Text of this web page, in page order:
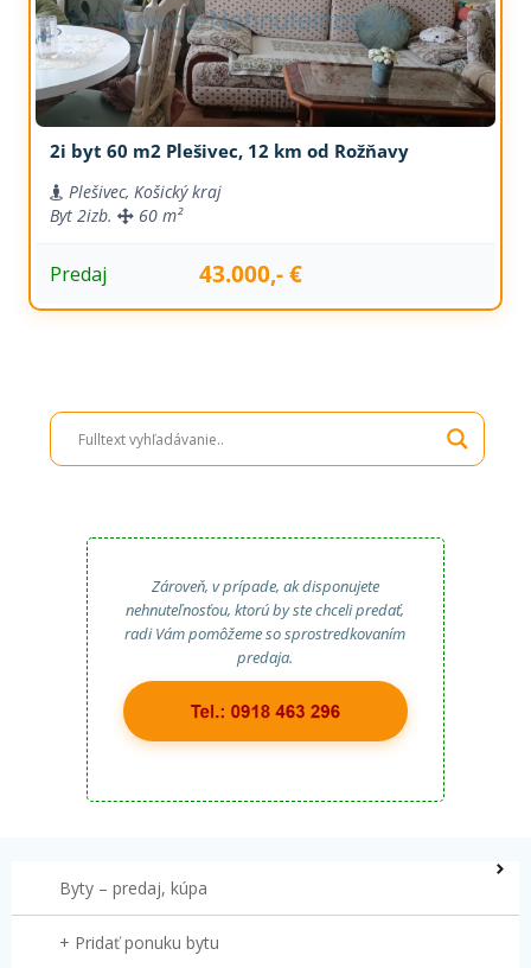
2i byt 60 m2 Plešivec, 12 km od Rožňavy
Plešivec, Košický kraj
Byt 2izb. 60 m²
Predaj 43.000,- €
Zároveň, v prípade, ak disponujete
nehnuteľnosťou, ktorú by ste chceli predať,
radi Vám pomôžeme so sprostredkovaním
predaja.
Byty – predaj, kúpa
+ Pridať ponuku bytu